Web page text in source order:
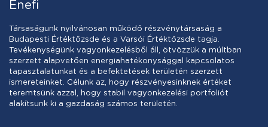
Enefi
Társaságunk nyilvánosan működő részvénytársaság a
Budapesti Értéktőzsde és a Varsói Értéktőzsde tagja.
Tevékenységünk vagyonkezelésből áll, ötvözzük a múltban
szerzett alapvetően energiahatékonysággal kapcsolatos
tapasztalatunkat és a befektetések területén szerzett
ismereteinket. Célunk az, hogy részvényesinknek értéket
teremtsünk azzal, hogy stabil vagyonkezelési portfoliót
alakítsunk ki a gazdaság számos területén.